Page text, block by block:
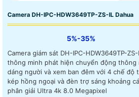
Camera DH-IPC-HDW3649TP-ZS-IL Dahua
5%-35%
Camera giám sát DH-IPC-HDW3649TP-
thông minh phát hiện chuyển động thông
dáng người và xem ban đêm với 4 chế độ
kép hồng ngoại và đèn trợ sáng khoảng
phân giải Ultra 4k 8.0 Megapixel